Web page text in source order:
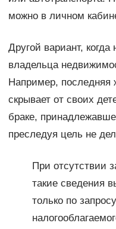
можно в личном
Другой вариант,
владельца
Например, последняя
скрывает от своих
браке,
преследуя цель не
При отсутствии
такие сведения
только по